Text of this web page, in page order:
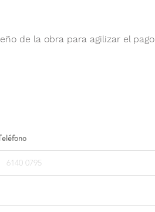
de la obra para agilizar el pago